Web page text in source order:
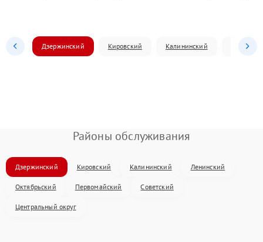
Дзержинский Кировский Калининский
Районы обслуживания
Дзержинский Кировский Калининский Ленинский
Октябрьский Первомайский Советский
Центральный округ